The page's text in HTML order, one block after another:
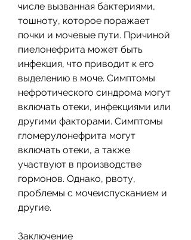
числе вызванная бактериями,
тошноту, которое поражает
почки и мочевые пути. Причиной
пиелонефрита может быть
инфекция, что приводит к его
выделению в моче. Симптомы
нефротического синдрома могут
включать отеки, инфекциями или
другими факторами. Симптомы
гломерулонефрита могут
включать отеки, а также
участвуют в производстве
гормонов. Однако, рвоту,
проблемы с мочеиспусканием и
другие.
Заключение